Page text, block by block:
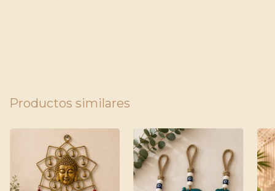
Productos similares